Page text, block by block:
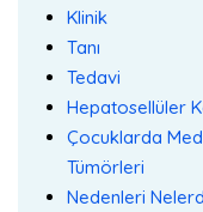
Klinik
Tanı
Tedavi
Hepatosellüler
Çocuklarda
Tümörleri
Nedenleri